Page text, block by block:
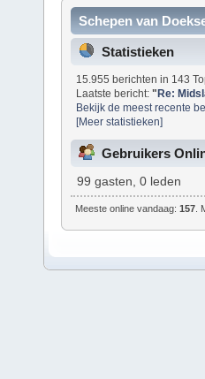
Schepen van
Statistieken
15.955 berichten in 143
Laatste bericht:"Re:
Bekijk de meest recente
[Meer statistieken]
Gebruikers
99 gasten, 0 leden
Meeste online vandaag:157 .